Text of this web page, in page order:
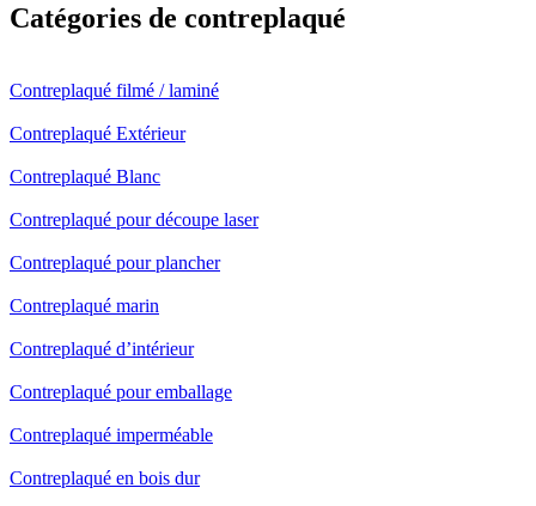
Catégories de contreplaqué
Contreplaqué filmé / laminé
Contreplaqué Extérieur
Contreplaqué Blanc
Contreplaqué pour découpe laser
Contreplaqué pour plancher
Contreplaqué marin
Contreplaqué d’intérieur
Contreplaqué pour emballage
Contreplaqué imperméable
Contreplaqué en bois dur